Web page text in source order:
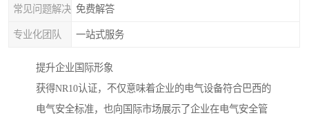
常见问题解决 免费解答
专业化团队 一站式服务
提升企业国际形象
获得NR10认证，不仅意味着企业的电气设备符合巴西的
电气安全标准，也向国际市场展示了企业在电气安全管